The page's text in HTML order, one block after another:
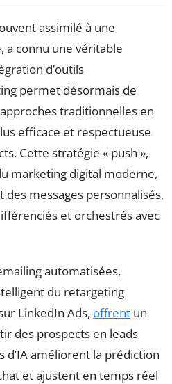
assimilé à une
a connu une véritable
d’outils
permet désormais de
traditionnelles en
efficace et respectueuse
Cette stratégie « push »,
marketing digital moderne,
des messages personnalisés,
et orchestrés avec
automatisées,
du retargeting
LinkedIn Ads, offrent un
des prospects en leads
d’IA améliorent la prédiction
et ajustent en temps réel